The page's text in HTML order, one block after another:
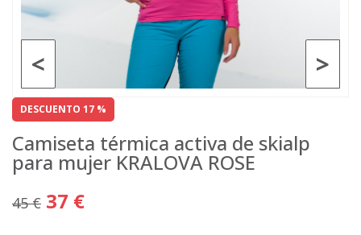
>
<
DESCUENTO 17 %
Camiseta térmica activa de skialp
para mujer KRALOVA ROSE
45 € 37 €